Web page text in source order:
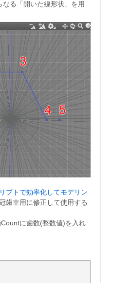
なる「開いた線形状」を用
プトで効率化してモデリン
歯車用に修正して使用する
に歯数(整数値)を入れ